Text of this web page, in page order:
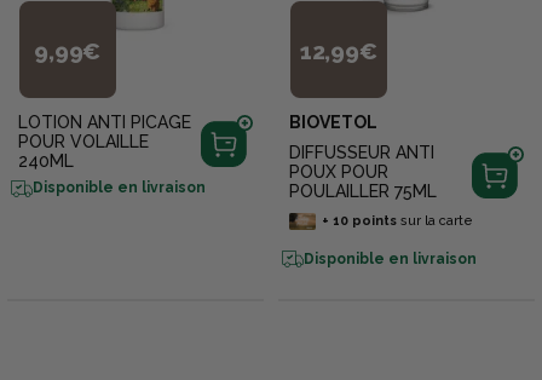
9,99€
LOTION ANTI PICAGE
POUR VOLAILLE
240ML
Disponible en livraison
12,99€
BIOVETOL
DIFFUSSEUR ANTI
POUX POUR
POULAILLER 75ML
+ 10pointssur la carte
Disponible en livraison